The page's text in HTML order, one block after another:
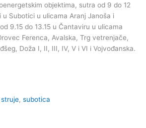
objektima, sutra od 9 do 12
Subotici u ulicama Aranj Janoša i
9.15 do 13.15 u Čantaviru u ulicama
Ferenca, Avalska, Trg vetrenjače,
Doža I, II, III, IV, V i VI i Vojvođanska.
,subotica